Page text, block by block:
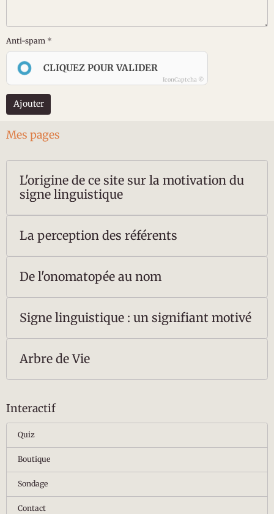
Anti-spam
CLIQUEZ POUR VALIDER
IconCaptcha ©
Ajouter
Mes pages
L'origine de ce site sur la motivation du
signe linguistique
La perception des référents
De l'onomatopée au nom
Signe linguistique : un signifiant motivé
Arbre de Vie
Interactif
Quiz
Boutique
Sondage
Contact